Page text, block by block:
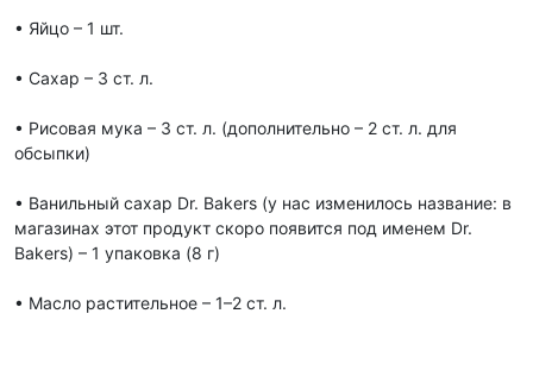
• Яйцо – 1 шт.
• Сахар – 3 ст. л.
• Рисовая мука – 3 ст. л. (дополнительно – 2 ст. л. для
обсыпки)
• Ванильный сахар Dr. Bakers (у нас изменилось название: в
магазинах этот продукт скоро появится под именем Dr.
Bakers) – 1 упаковка (8 г)
• Масло растительное – 1–2 ст. л.